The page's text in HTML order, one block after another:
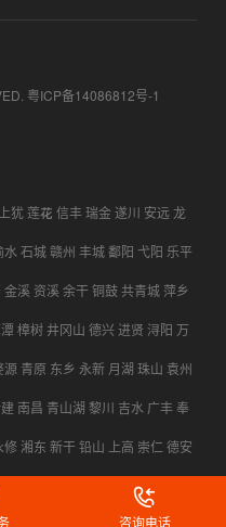
粤ICP备14086812号-1
犹莲花 信丰瑞金遂川 安远 龙
水石城赣州 丰城鄱阳 弋阳 乐平
金溪 资溪余干铜鼓共青城萍乡
樟树 井冈山 德兴进贤 浔阳 万
源 青原 东乡 永新 月湖 珠山 袁州
南昌 青山湖 黎川 吉水 广丰 奉
修 湘东 新干铅山 上高 崇仁德安
咨询电话